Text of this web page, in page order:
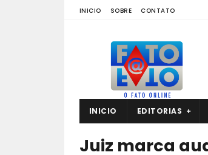
INICIO SOBRE CONTATO
INICIO EDITORIAS
Juiz marca